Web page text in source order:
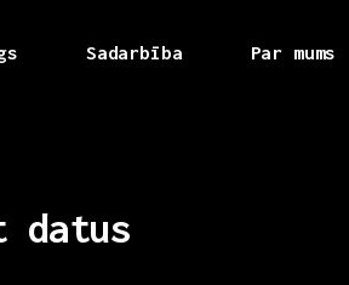
Sadarbība Par mums
datus